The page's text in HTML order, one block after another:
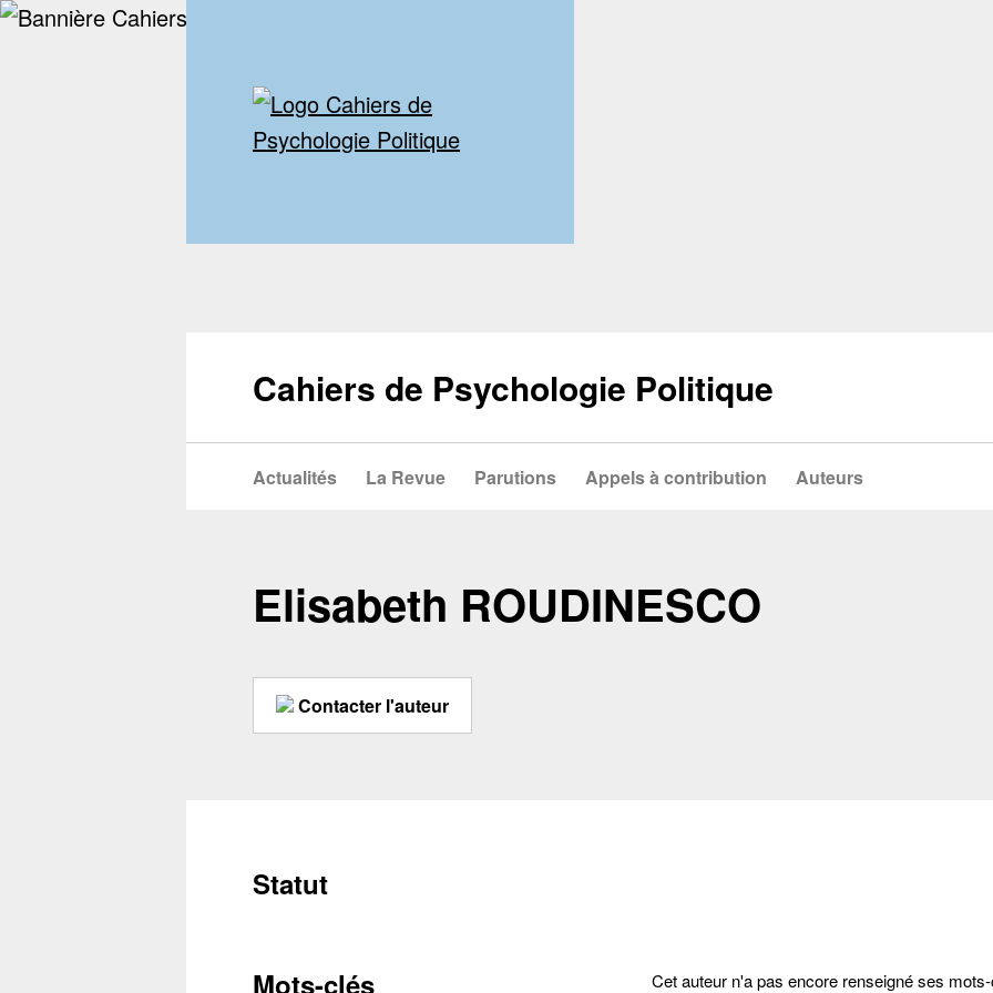
Cahiers de Psychologie Politique
Actualités La Revue Parutions Appels à contribution Auteurs
Elisabeth ROUDINESCO
Contacter l'auteur
Statut
Mots-clés Cet auteur n'a pas encore renseigné ses